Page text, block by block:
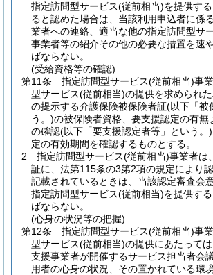
指定訪問型サービス(従前相当)を提供す
ると認めた場合は、当該利用申込者に係
業者への連絡、適当な他の指定訪問型サ
事業者等の紹介その他の必要な措置を速
ばならない。
(受給資格等の確認)
第11条
指定訪問型サービス(従前相当)事
型サービス(従前相当)の提供を求められ
の提示する介護保険被保険者証(以下「被
う。)の被保険者資格、要支援認定の有無
の確認(以下「要支援認定者等」という。)
定の有効期間を確認するものとする。
2
指定訪問型サービス(従前相当)事業者は、
証に、法第115条の3第2項の規定により
記載されているときは、当該認定審査会
指定訪問型サービス(従前相当)を提供す
ばならない。
(心身の状況等の把握)
第12条
指定訪問型サービス(従前相当)事
型サービス(従前相当)の提供にあたって
支援事業者が開催するサービス担当者会
用者の心身の状況、その置かれている環